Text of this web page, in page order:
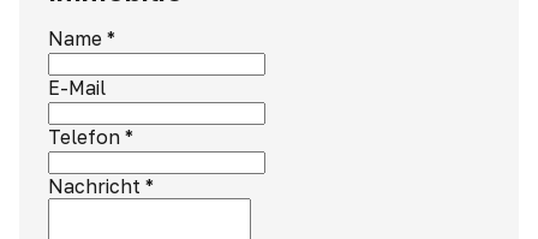
Name *
E-Mail
Telefon *
Nachricht *